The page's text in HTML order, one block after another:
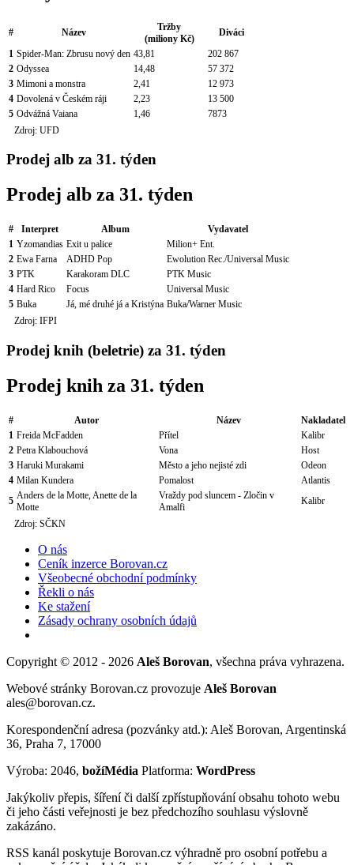
# Název
Tržby
(miliony Kč)
Diváci
1 Spider-Man: Zbrusu nový den 43,81
202 867
2 Odyssea 14,48
57 372
3 Mimoni a monstra 2,41
12 973
4 Dovolená v Českém ráji 2,23
13 500
5 Odvážná Vaiana 1,46
7873
Zdroj: UFD
Prodej alb za 31. týden
Prodej alb za 31. týden
# Interpret Album
Vydavatel
1 Yzomandias Exit u palice
Milion+ Ent.
2 Ewa Farna ADHD Pop
Ewolution Rec./Universal Music
3 PTK Karakoram DLC
PTK Music
4 Hard Rico Focus
Universal Music
5 Buka Já, mé druhé já a Kristýna Buka/Warner Music
Zdroj: IFPI
Prodej knih (beletrie) za 31. týden
Prodej knih za 31. týden
# Autor Název
Nakladatel
1 Freida McFadden Přítel
Kalibr
2 Petra Klabouchová Vona
Host
3 Haruki Murakami Město a jeho nejisté zdi
Odeon
4 Milan Kundera Pomalost
Atlantis
5 Anders de la Motte, Anette de la
Motte
Vraždy pod sluncem - Zločin v
Amalfi
Kalibr
Zdroj: SČKN
O nás
Ceník inzerce Borovan.cz
Všeobecné obchodní podmínky
Řekli o nás
Ke stažení
Zásady ochrany osobních údajů
Copyright © 2012 - 2026 Aleš Borovan, všechna práva vyhrazena.
Webové stránky Borovan.cz provozuje Aleš Borovan
ales@borovan.cz.
Korespondenční adresa (pozvánky atd.): Aleš Borovan, Argentinská
36, Praha 7, 17000
Výroba: 2046, božíMédia Platforma: WordPress
Jakýkoliv přepis, šíření či další zpřístupňování obsahu tohoto webu
či jeho části veřejnosti je bez předchozího souhlasu výslovně
zakázáno.
RSS kanál poskytuje Borovan.cz výhradně pro osobní potřebu a